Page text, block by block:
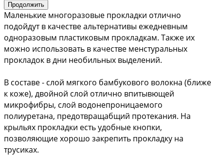
Продолжить
Маленькие многоразовые прокладки отлично
подойдут в качестве альтернативы ежедневным
одноразовым пластиковым прокладкам. Также их
можно использовать в качестве менстуральных
прокладок в дни необильных выделений.
В составе - слой мягкого бамбукового волокна (ближе
к коже), двойной слой отлично впитывющей
микрофибры, слой водонепроницаемого
полиуретана, предотвращабщий протекания. На
крыльях прокладки есть удобные кнопки,
позволяющие хорошо закрепить прокладку на
трусиках.